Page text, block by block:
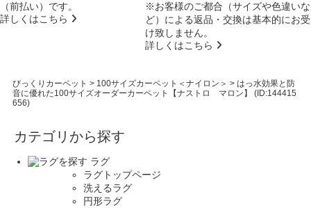
（前払い）です。
詳しくはこちら
※お客様のご都合（サイズや色違いな
ど）による返品・交換は基本的にお受
け致しません。
詳しくはこちら
びっくりカーペット > 100サイズカーペット＜ナイロン＞ > はっ水効果と防
音に優れた100サイズオーダーカーペット【ナストロ マロン】 (ID:144415
656)
カテゴリから探す
ラグ
ラグトップページ
洗えるラグ
円形ラグ